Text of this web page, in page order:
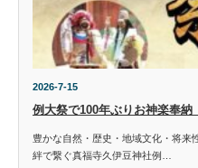
2026-7-15
例大祭で100年ぶりお神楽奉
豊かな自然・歴史・地域文化・将来
絆で繋ぐ真福寺久伊豆神社例…